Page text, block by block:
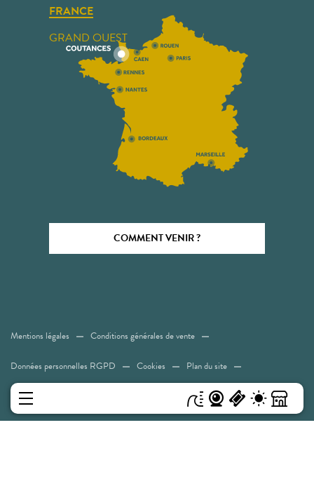
FRANCE
GRAND OUEST
COMMENT VENIR ?
Mentions légales Conditions générales de vente
Données personnelles RGPD Cookies Plan du site
Accessibilité: Non conforme